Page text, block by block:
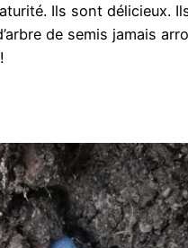
Ils sont délicieux.
de semis jamais